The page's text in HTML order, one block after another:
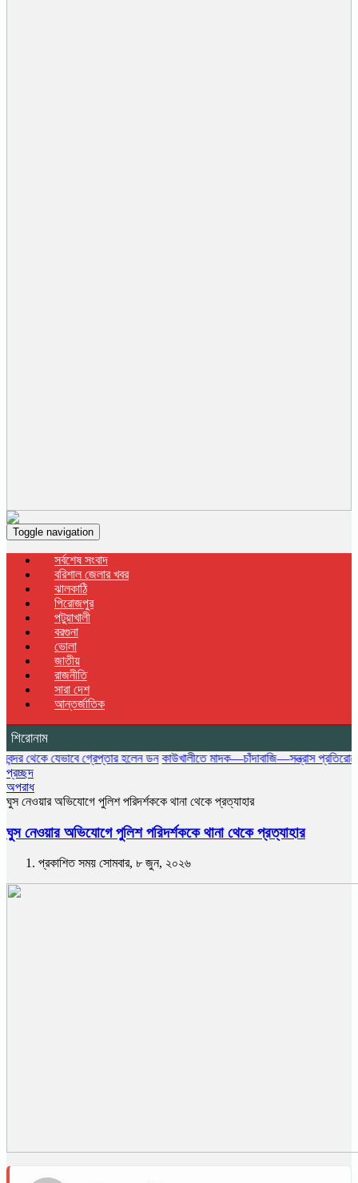
Toggle navigation
সর্বশেষ সংবাদ
বরিশাল জেলার খবর
ঝালকাঠি
পিরোজপুর
পটুয়াখালী
বরগুনা
ভোলা
জাতীয়
রাজনীতি
সারা দেশ
আন্তর্জাতিক
শিরোনাম
যেভাবে গ্রেপ্তার হলেন ডন কাউখালীতে মাদক—চাঁদাবাজি—সন্ত্রাস প্রতিরোধে কমিউনিটি
প্রচ্ছদ
অপরাধ
ঘুস নেওয়ার অভিযোগে পুলিশ পরিদর্শককে থানা থেকে প্রত্যাহার
ঘুস নেওয়ার অভিযোগে পুলিশ পরিদর্শককে থানা থেকে প্রত্যাহার
প্রকাশিত সময় সোমবার, ৮ জুন, ২০২৬